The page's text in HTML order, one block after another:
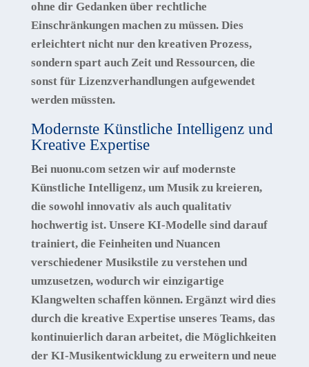
ohne dir Gedanken über rechtliche
Einschränkungen machen zu müssen. Dies
erleichtert nicht nur den kreativen Prozess,
sondern spart auch Zeit und Ressourcen, die
sonst für Lizenzverhandlungen aufgewendet
werden müssten.
Modernste Künstliche Intelligenz und
Kreative Expertise
Bei nuonu.com setzen wir auf modernste
Künstliche Intelligenz, um Musik zu kreieren,
die sowohl innovativ als auch qualitativ
hochwertig ist. Unsere KI-Modelle sind darauf
trainiert, die Feinheiten und Nuancen
verschiedener Musikstile zu verstehen und
umzusetzen, wodurch wir einzigartige
Klangwelten schaffen können. Ergänzt wird dies
durch die kreative Expertise unseres Teams, das
kontinuierlich daran arbeitet, die Möglichkeiten
der KI-Musikentwicklung zu erweitern und neue